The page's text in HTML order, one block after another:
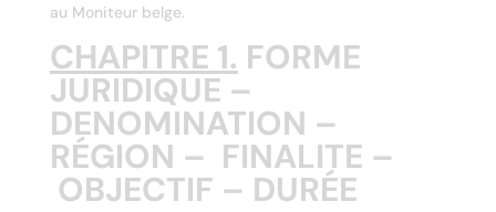
au Moniteur belge.
CHAPITRE 1. FORME
JURIDIQUE –
DENOMINATION –
RÉGION – FINALITE –
OBJECTIF – DURÉE